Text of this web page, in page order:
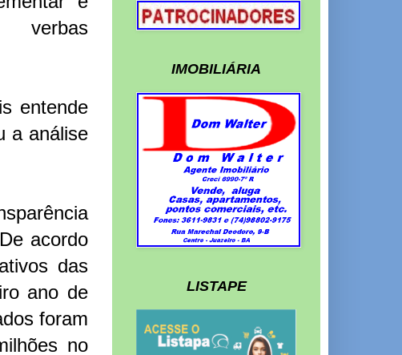
verbas
entende
a análise
acordo
das
ano de
foram
no
IMOBILIÁRIA
LISTAPE